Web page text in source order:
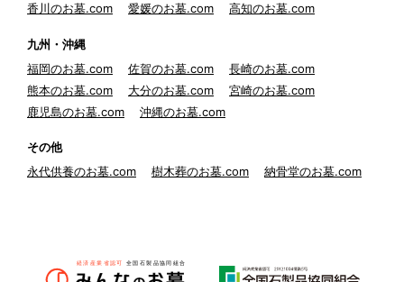
香川のお墓.com
愛媛のお墓.com 高知のお墓.com
九州・沖縄
福岡のお墓.com
佐賀のお墓.com
長崎のお墓.com
熊本のお墓.com
大分のお墓.com
宮崎のお墓.com
鹿児島のお墓.com
沖縄のお墓.com
その他
永代供養のお墓.com
樹木葬のお墓.com 納骨堂のお墓.com